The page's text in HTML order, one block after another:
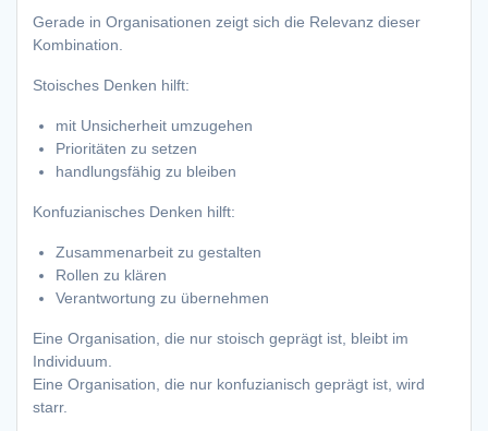
Gerade in Organisationen zeigt sich die Relevanz dieser
Kombination.
Stoisches Denken hilft:
mit Unsicherheit umzugehen
Prioritäten zu setzen
handlungsfähig zu bleiben
Konfuzianisches Denken hilft:
Zusammenarbeit zu gestalten
Rollen zu klären
Verantwortung zu übernehmen
Eine Organisation, die nur stoisch geprägt ist, bleibt im
Individuum.
Eine Organisation, die nur konfuzianisch geprägt ist, wird
starr.